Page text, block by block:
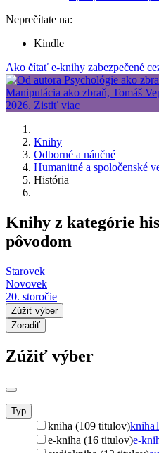
Neprečítate na:
Kindle
Ako čítať e-knihy zabezpečené
Knihy
Odborné a náučné
Humanitné a spoločenské
História
Knihy z kategórie
pôvodom
Starovek
Novovek
20. storočie
Zúžiť výber
Zoradiť
Zúžiť výber
Typ
kniha (109 titulov)kniha
e-kniha (16 titulov)e-